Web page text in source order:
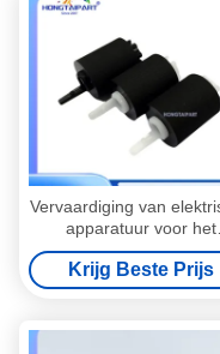
Vervaardiging van
apparatuur voor het
vervaardigen van
apparatuur voor het
vervaardigen van
Krijg Beste Prijs